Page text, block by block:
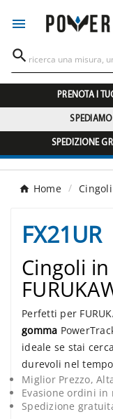


PRENOTA I
SPEDIZIONE
Home
FX21UR
Cingoli
Perfetti per
gomma
ideale se stai
durevoli nel
Miglior Prezzo,
Evasione ordini in
Spedizione